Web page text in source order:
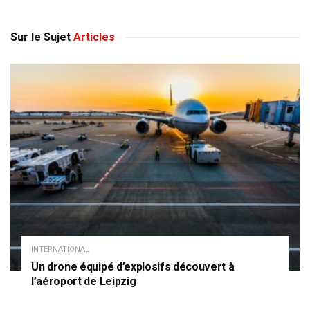
Sur le Sujet Articles
INTERNATIONAL
Un drone équipé d’explosifs découvert à
l’aéroport de Leipzig